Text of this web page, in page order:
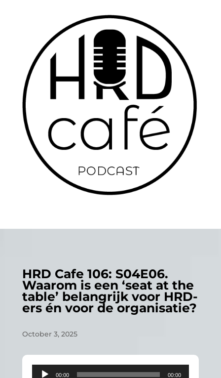
HRD Cafe 106: S04E06.
Waarom is een ‘seat at the
table’ belangrijk voor HRD-
ers én voor de organisatie?
October 3, 2025
Audio
00:00 00:00